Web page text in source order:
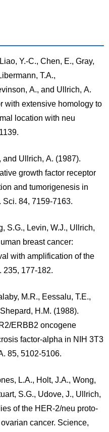
Y.-C., Chen, E., Gray,
T.A.,
A., and Ullrich, A.
with extensive homology to
location with neu
Ullrich, A. (1987).
growth factor receptor
and tumorigenesis in
84, 7159-7163.
S.G., Levin, W.J., Ullrich,
breast cancer:
with amplification of the
177-182.
M.R., Eessalu, T.E.,
H.M. (1988).
ERBB2 oncogene
factor-alpha in NIH 3T3
85, 5102-5106.
L.A., Holt, J.A., Wong,
S.G., Udove, J., Ullrich,
of the HER-2/neu proto-
cancer. Science,